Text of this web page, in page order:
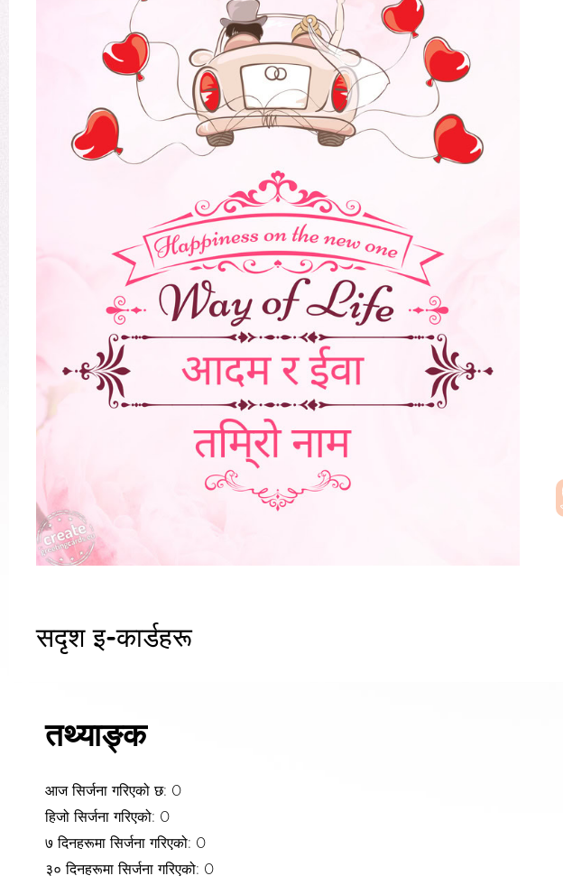
सदृश इ-कार्डहरू
तथ्याङ्क
आज सिर्जना गरिएको छ: 0
हिजो सिर्जना गरिएको: 0
७ दिनहरूमा सिर्जना गरिएको: 0
३० दिनहरूमा सिर्जना गरिएको: 0